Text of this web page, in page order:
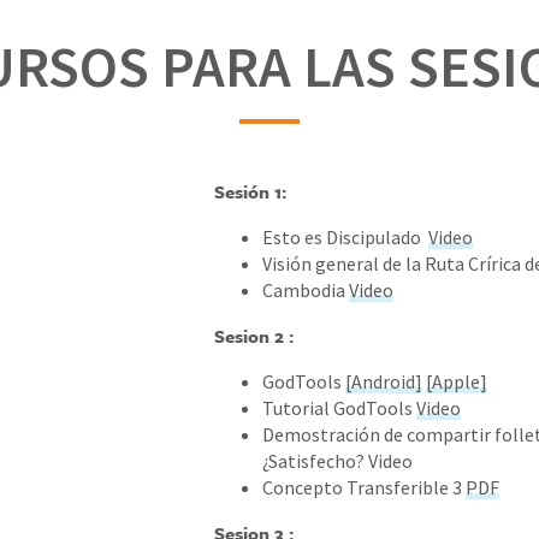
PARA LAS
Sesión 1:
Esto es DiscipuladoVideo
Visión general de la Ruta Crírica
CambodiaVideo
Sesion 2 :
GodTools[Android][Apple]
Tutorial GodToolsVideo
Demostración de compartir
¿Satisfecho? Video
Concepto Transferible 3PDF
Sesion 3 :